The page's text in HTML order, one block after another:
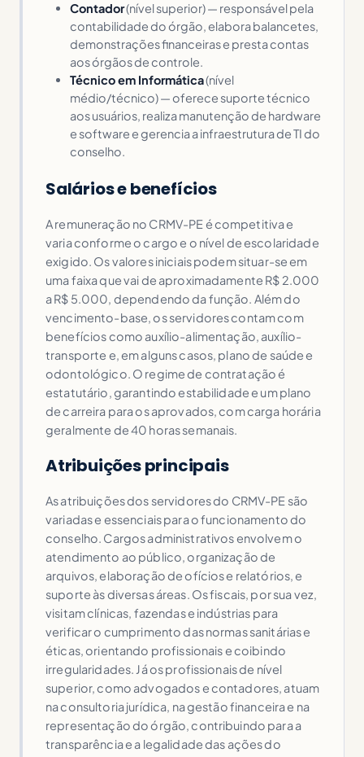
Contador(nível superior) — responsável pela
contabilidade do órgão, elabora balancetes,
demonstrações financeiras e presta contas
aos órgãos de controle.
Técnico em Informática(nível
médio/técnico) — oferece suporte técnico
aos usuários, realiza manutenção de hardware
e software e gerencia a infraestrutura de TI do
conselho.
Salários e benefícios
A remuneração no CRMV-PE é competitiva e
varia conforme o cargo e o nível de escolaridade
exigido. Os valores iniciais podem situar-se em
uma faixa que vai de aproximadamente R$ 2.000
a R$ 5.000, dependendo da função. Além do
vencimento-base, os servidores contam com
benefícios como auxílio-alimentação, auxílio-
transporte e, em alguns casos, plano de saúde e
odontológico. O regime de contratação é
estatutário, garantindo estabilidade e um plano
de carreira para os aprovados, com carga horária
geralmente de 40 horas semanais.
Atribuições principais
As atribuições dos servidores do CRMV-PE são
variadas e essenciais para o funcionamento do
conselho. Cargos administrativos envolvem o
atendimento ao público, organização de
arquivos, elaboração de ofícios e relatórios, e
suporte às diversas áreas. Os fiscais, por sua vez,
visitam clínicas, fazendas e indústrias para
verificar o cumprimento das normas sanitárias e
éticas, orientando profissionais e coibindo
irregularidades. Já os profissionais de nível
superior, como advogados e contadores, atuam
na consultoria jurídica, na gestão financeira e na
representação do órgão, contribuindo para a
transparência e a legalidade das ações do